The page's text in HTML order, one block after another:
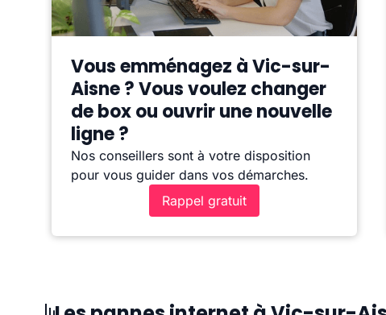
Vous emménagez à Vic-sur-
Aisne ? Vous voulez changer
de box ou ouvrir une nouvelle
ligne ?
Nos conseillers sont à votre disposition
pour vous guider dans vos démarches.
Rappel gratuit